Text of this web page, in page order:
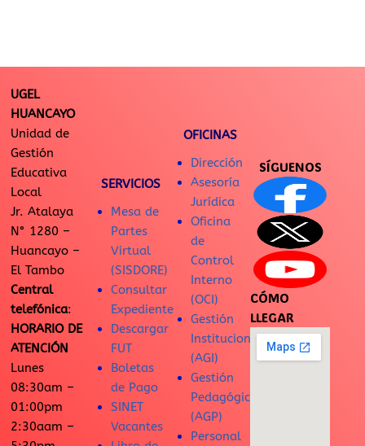
UGEL
HUANCAYO
Unidad de
Gestión
Educativa
Local
Jr. Atalaya
N° 1280 –
Huancayo –
El Tambo
Central
telefónica:
HORARIO DE
ATENCIÓN
Lunes
08:30am –
01:00pm
2:30aam –
SERVICIOS
Mesa de
Partes
Virtual
(SISDORE)
Consultar
Expediente
Descargar
FUT
Boletas
de Pago
SINET
Vacantes
OFICINAS
Dirección
Asesoría
Jurídica
Oficina
de
Control
Interno
(OCI)
Gestión
Institucional
(AGI)
Gestión
Pedagógica
(AGP)
Personal
SÍGUENOS
CÓMO
LLEGAR